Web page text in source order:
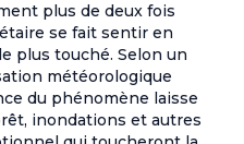
plus de deux fois
se fait sentir en
plus touché. Selon un
météorologique
du phénomène laisse
inondations et autres